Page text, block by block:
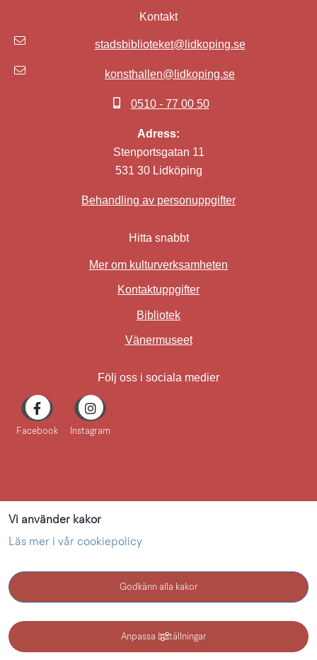
Vi använder kakor
Läs mer i vår cookiepolicy
Godkänn alla kakor
Anpassa inställningar
Kontakt
stadsbiblioteket@lidkoping.se
konsthallen@lidkoping.se
0510 - 77 00 50
Adress:
Stenportsgatan 11
531 30 Lidköping
Behandling av personuppgifter
Hitta snabbt
Mer om kulturverksamheten
Kontaktuppgifter
Bibliotek
VänermuseetLänk till annan
Följ oss i sociala medier
Facebook Instagram
Kultur i Lidköping - en webbplats inom Lidköping kommun